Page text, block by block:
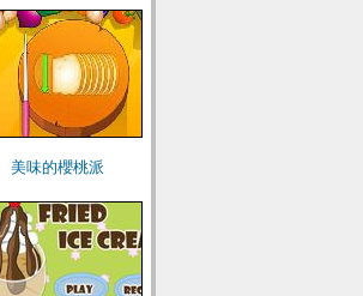
美味的櫻桃派